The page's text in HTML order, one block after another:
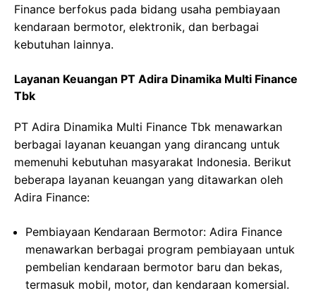
Finance berfokus pada bidang usaha pembiayaan
kendaraan bermotor, elektronik, dan berbagai
kebutuhan lainnya.
Layanan Keuangan PT Adira Dinamika Multi Finance
Tbk
PT Adira Dinamika Multi Finance Tbk menawarkan
berbagai layanan keuangan yang dirancang untuk
memenuhi kebutuhan masyarakat Indonesia. Berikut
beberapa layanan keuangan yang ditawarkan oleh
Adira Finance:
Pembiayaan Kendaraan Bermotor: Adira Finance
menawarkan berbagai program pembiayaan untuk
pembelian kendaraan bermotor baru dan bekas,
termasuk mobil, motor, dan kendaraan komersial.